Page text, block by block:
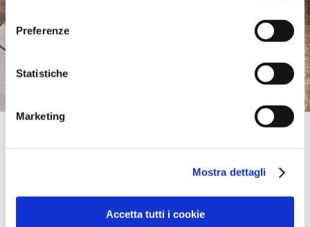
consenso
Preferenze
Statistiche
Marketing
Mostra dettagli
Accetta tutti i cookie
Calligaris Store Toulouse | Portet Sur
31120, PORTET SUR GARONNE, GARONNE (HAUTE-), France
contact@meublesnotan.fr